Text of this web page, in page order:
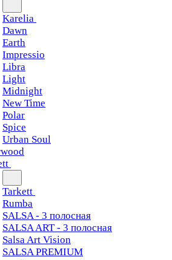
Karelia
Dawn
Earth
Impressio
Libra
Light
Midnight
New Time
Polar
Spice
Urban Soul
Tarkett
Rumba
SALSA - 3 полосная
SALSA ART - 3 полосная
Salsa Art Vision
SALSA PREMIUM